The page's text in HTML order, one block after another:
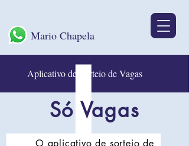
Mario Chapela
Aplicativo de Sorteio de Vagas
Só Vagas
O aplicativo de sorteio de